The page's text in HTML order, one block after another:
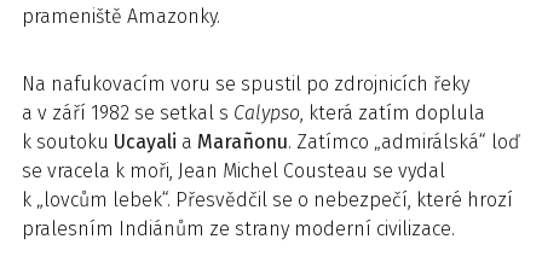
prameniště Amazonky.
Na nafukovacím voru se spustil po zdrojnicích řeky
a v září 1982 se setkal s Calypso, která zatím doplula
k soutoku Ucayali a Marañonu. Zatímco „admirálská“ loď
se vracela k moři, Jean Michel Cousteau se vydal
k „lovcům lebek“. Přesvědčil se o nebezpečí, které hrozí
pralesním Indiánům ze strany moderní civilizace.